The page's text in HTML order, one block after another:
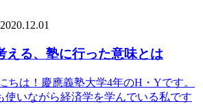
2020.12.01
える、塾に行った意味とは
ちは！慶應義塾大学4年のH・Yです。
使いながら経済学を学んでいる私です